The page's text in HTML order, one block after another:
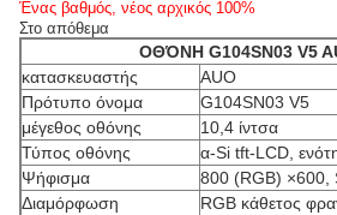
Ένας βαθμός, νέος αρχικός 100%
Στο απόθεμα
ΟΘΌΝΗ G104SN03 V5
κατασκευαστής
AUO
Πρότυπο όνομα
G104SN03 V5
μέγεθος οθόνης
10,4 ίντσα
Τύπος οθόνης
α-Si tft-LCD,
Ψήφισμα
800 (RGB) ×600,
Διαμόρφωση
RGB κάθετος